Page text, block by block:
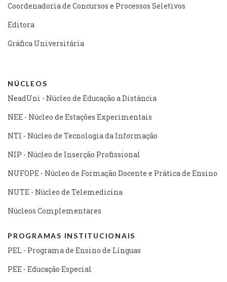
Coordenadoria de Concursos e Processos Seletivos
Editora
Gráfica Universitária
NÚCLEOS
NeadUni - Núcleo de Educação a Distância
NEE - Núcleo de Estações Experimentais
NTI - Núcleo de Tecnologia da Informação
NIP - Núcleo de Inserção Profissional
NUFOPE - Núcleo de Formação Docente e Prática de Ensino
NUTE - Núcleo de Telemedicina
Núcleos Complementares
PROGRAMAS INSTITUCIONAIS
PEL - Programa de Ensino de Línguas
PEE - Educação Especial